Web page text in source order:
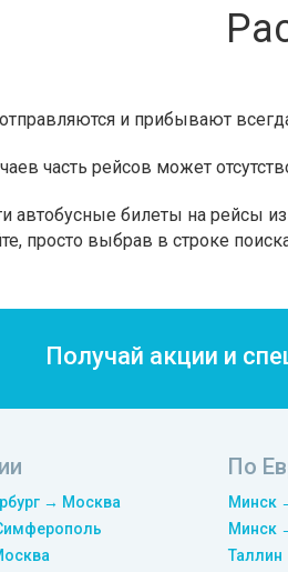
и прибывают
часть рейсов может
автобусные билеты на рейсы
просто выбрав в строке
Получай акции и
→ Москва
По
Минск
Минск
Таллин